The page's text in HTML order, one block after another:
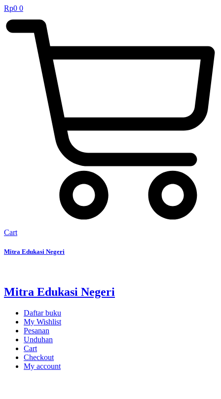
Rp0 0
Cart
Mitra Edukasi Negeri
Mitra Edukasi Negeri
Daftar buku
My Wishlist
Pesanan
Unduhan
Cart
Checkout
My account